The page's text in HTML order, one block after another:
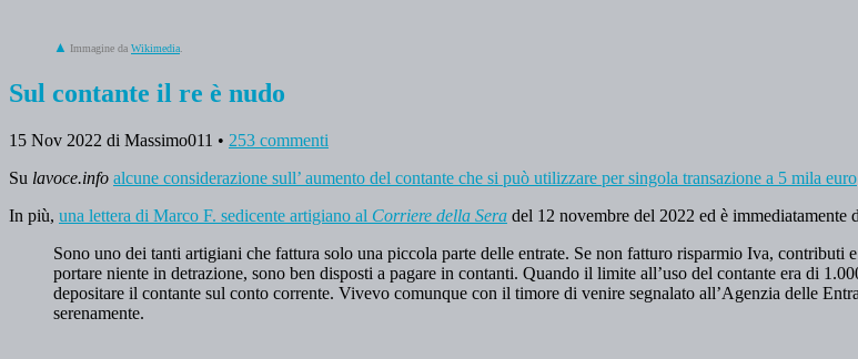
Immagine da Wikimedia
Sul contante il re è nudo
15 Nov 2022 di Massimo011 • 253 commenti
Su lavoce.info alcune considerazione sull’ aumento del contante che si può utilizzare per singola transazione a 5 mila euro
In più, una lettera di Marco F. sedicente artigiano al Corriere della Sera del 12 novembre del 2022 ed è immediatamente
Sono uno dei tanti artigiani che fattura solo una piccola parte delle entrate. Se non fatturo risparmio Iva,
portare niente in detrazione, sono ben disposti a pagare in contanti. Quando il limite all’uso del contante era di
depositare il contante sul conto corrente. Vivevo comunque con il timore di venire segnalato all’Agenzia delle
serenamente.